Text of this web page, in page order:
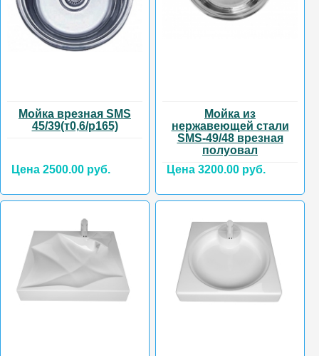
Мойка врезная SMS
45/39(т0,6/р165)
Цена 2500.00 руб.
Мойка из
нержавеющей стали
SMS-49/48 врезная
полуовал
Цена 3200.00 руб.